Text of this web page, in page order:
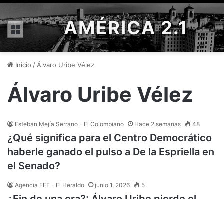
Menú AMÉRICA 2.1
Inicio / Álvaro Uribe Vélez
Álvaro Uribe Vélez
Esteban Mejía Serrano - El Colombiano Hace 2 semanas 48
¿Qué significa para el Centro Democrático
haberle ganado el pulso a De la Espriella en
el Senado?
Agencia EFE - El Heraldo junio 1, 2026 5